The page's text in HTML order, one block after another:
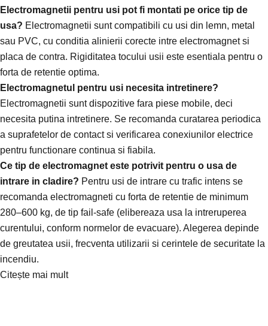
Electromagnetii pentru usi pot fi montati pe orice tip de
usa? Electromagnetii sunt compatibili cu usi din lemn, metal
sau PVC, cu conditia alinierii corecte intre electromagnet si
placa de contra. Rigiditatea tocului usii este esentiala pentru o
forta de retentie optima.
Electromagnetul pentru usi necesita intretinere?
Electromagnetii sunt dispozitive fara piese mobile, deci
necesita putina intretinere. Se recomanda curatarea periodica
a suprafetelor de contact si verificarea conexiunilor electrice
pentru functionare continua si fiabila.
Ce tip de electromagnet este potrivit pentru o usa de
intrare in cladire? Pentru usi de intrare cu trafic intens se
recomanda electromagneti cu forta de retentie de minimum
280–600 kg, de tip fail-safe (elibereaza usa la intreruperea
curentului, conform normelor de evacuare). Alegerea depinde
de greutatea usii, frecventa utilizarii si cerintele de securitate la
incendiu.
Citește mai mult